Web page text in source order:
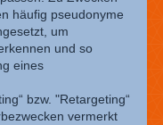
häufig pseudonyme
um
und so
eines
bzw. "Retargeting“
vermerkt